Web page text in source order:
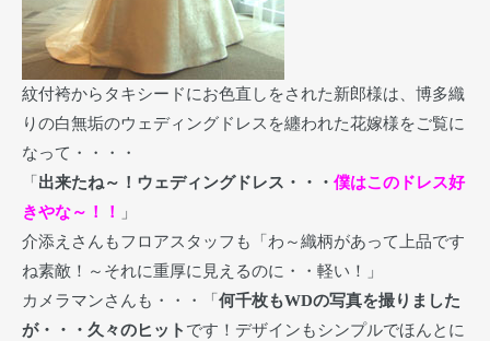
紋付袴からタキシードにお色直しをされた新郎様は、博多織
りの白無垢のウェディングドレスを纏われた花嫁様をご覧に
なって・・・・
「出来たね～！ウェディングドレス・・・ 僕はこのドレス好
きやな～！！
」
介添えさんもフロアスタッフも「わ～織柄があって上品です
ね素敵！～それに重厚に見えるのに・・軽い！」
カメラマンさんも・・・「何千枚もWDの写真を撮りました
が・・・久々のヒット です！デザインもシンプルでほんとに